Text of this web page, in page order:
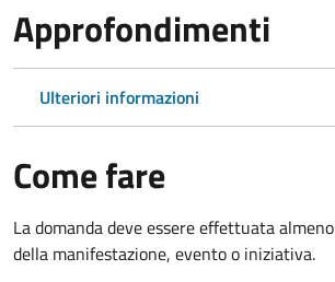
Approfondimenti
Ulteriori informazioni
Come fare
La domanda deve essere effettuata almeno
della manifestazione, evento o iniziativa.